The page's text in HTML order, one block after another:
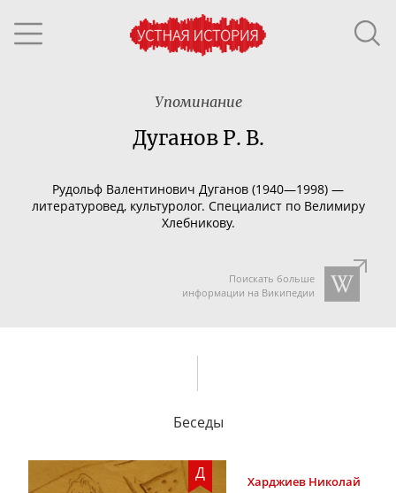
Упоминание
Дуганов Р. В.
Рудольф Валентинович Дуганов (1940—1998) —
литературовед, культуролог. Специалист по Велимиру
Хлебникову.
Поискать больше
информации на Википедии
Беседы
Д
Харджиев Николай